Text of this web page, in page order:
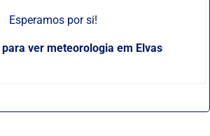
Esperamos por si!
para vermeteorologia em Elvas